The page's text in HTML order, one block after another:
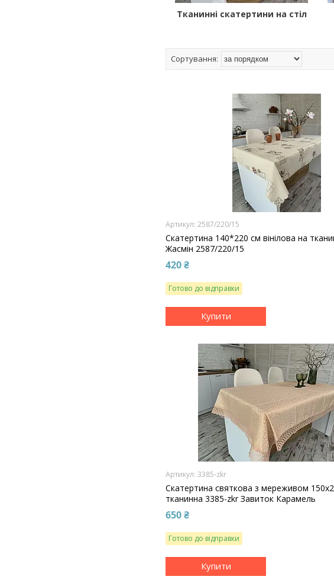
Тканинні скатертини на стіл
2587/220/15
Скатертина 140*220 см вінілова на
Жасмін 2587/220/15
420 ₴
Готово до відправки
Купити
3385-zkr
Скатертина святкова з мереживом
тканинна 3385-zkr Завиток Карамель
650 ₴
Готово до відправки
Купити